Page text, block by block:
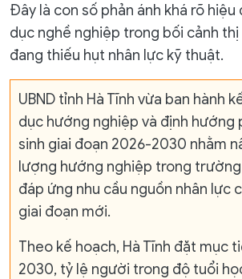
Đây là con số phản ánh khá rõ hiệu
dục nghề nghiệp trong bối cảnh
đang thiếu hụt nhân lực kỹ thuật.
UBND tỉnh Hà Tĩnh vừa ban hành
dục hướng nghiệp và định hướng
sinh giai đoạn 2026-2030 nhằm
lượng hướng nghiệp trong
đáp ứng nhu cầu nguồn nhân lực
giai đoạn mới.
Theo kế hoạch, Hà Tĩnh đặt mục
2030, tỷ lệ người trong độ tuổi